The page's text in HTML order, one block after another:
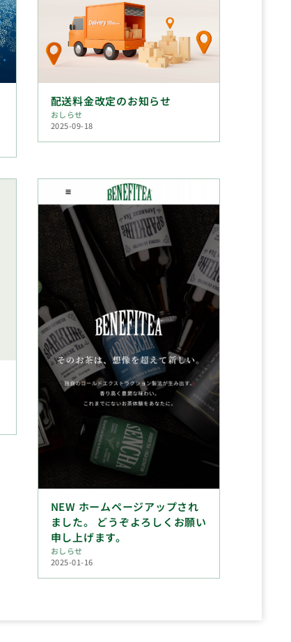
配送料金改定のお知らせ
おしらせ
2025-09-18
NEW ホームページアップされ
ました。 どうぞよろしくお願い
申し上げます。
おしらせ
2025-01-16